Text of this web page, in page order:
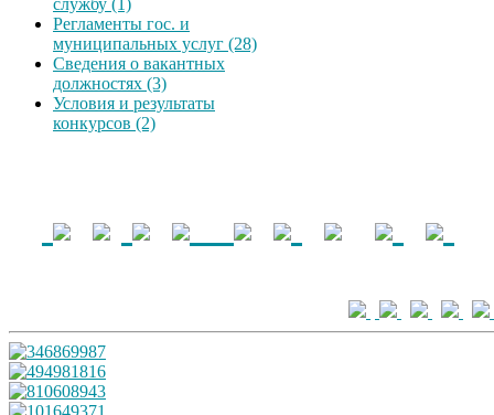
Регламенты гос. и
муниципальных услуг (28)
Сведения о вакантных
должностях (3)
Условия и результаты
конкурсов (2)